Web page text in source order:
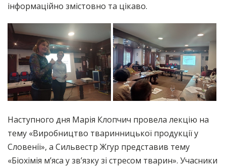
інформаційно змістовно та цікаво.
Наступного дня Марія Клопчич провела лекцію на
тему «Виробництво тваринницької продукції у
Словенії», а Сильвестр Жгур представив тему
«Біохімія м’яса у зв’язку зі стресом тварин». Учасники